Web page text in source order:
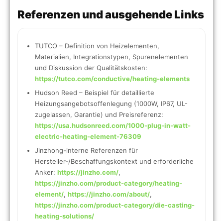
Referenzen und ausgehende Links
TUTCO – Definition von Heizelementen,
Materialien, Integrationstypen, Spurenelementen
und Diskussion der Qualitätskosten:
https://tutco.com/conductive/heating-elements
Hudson Reed – Beispiel für detaillierte
Heizungsangebotsoffenlegung (1000W, IP67, UL-
zugelassen, Garantie) und Preisreferenz:
https://usa.hudsonreed.com/1000-plug-in-watt-
electric-heating-element-76309
Jinzhong-interne Referenzen für
Hersteller-/Beschaffungskontext und erforderliche
Anker: https://jinzho.com/,
https://jinzho.com/product-category/heating-
element/, https://jinzho.com/about/,
https://jinzho.com/product-category/die-casting-
heating-solutions/